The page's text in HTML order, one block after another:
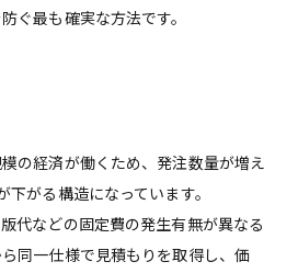
ぐ最も確実な方法です。
の経済が働くため、発注数量が増え
がる構造になっています。
代などの固定費の発生有無が異なる
同一仕様で見積もりを取得し、価